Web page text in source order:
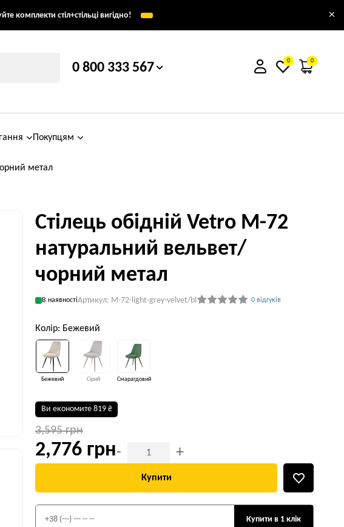
комплекти стіл+стільці вигідно! ×
0 800 333 567 0 0
Покупцям
метал
Стілець обідній Vetro M-72
натуральний вельвет/
чорний метал
В наявностіАртикул: M-72-light-grey-velvet/bl 0 відгуків
Колір: Бежевий
Бежевий Сірий Смарагдовий
Ви економите 819 ₴
3,595 грн
2,776 грн- +
Купити
Купити в 1 клік